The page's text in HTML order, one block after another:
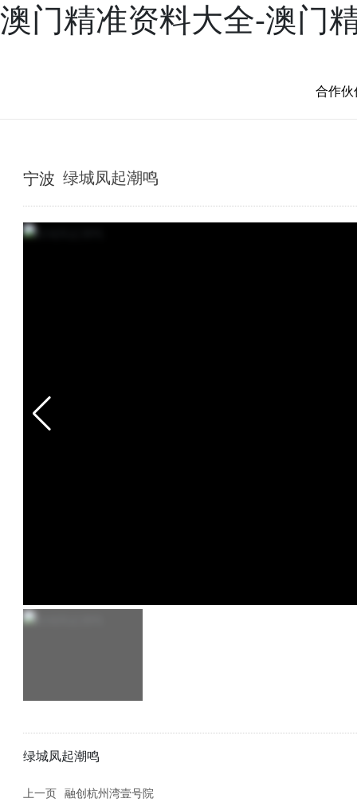
澳门精准资料大全-澳门
合作伙
宁波 绿城凤起潮鸣
绿城凤起潮鸣
上一页 融创杭州湾壹号院